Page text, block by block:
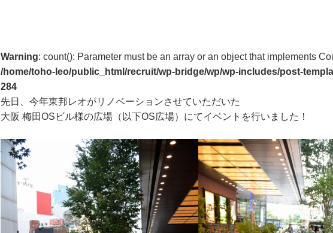
Warning: count(): Parameter must be an array or an object that implements
/home/toho-leo/public_html/recruit/wp-bridge/wp/wp-includes/post-
284
先日、今年東邦レオがリノベーションさせていただいた
大阪 梅田OSビル様の広場（以下OS広場）にてイベントを行いました！